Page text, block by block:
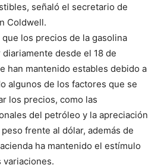
señaló el secretario de
Coldwell.
los precios de la gasolina
desde el 18 de
han mantenido estables debido a
algunos de los factores que se
los precios, como las
del petróleo y la apreciación
frente al dólar, además de
ha mantenido el estímulo
variaciones.